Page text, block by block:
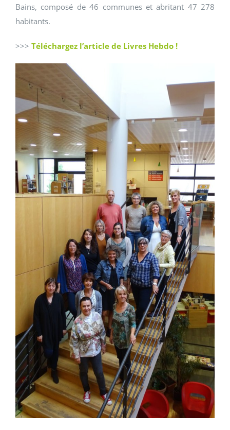
Bains, composé de 46 communes et abritant 47 278
habitants.
>>> Téléchargez l’article de Livres Hebdo !